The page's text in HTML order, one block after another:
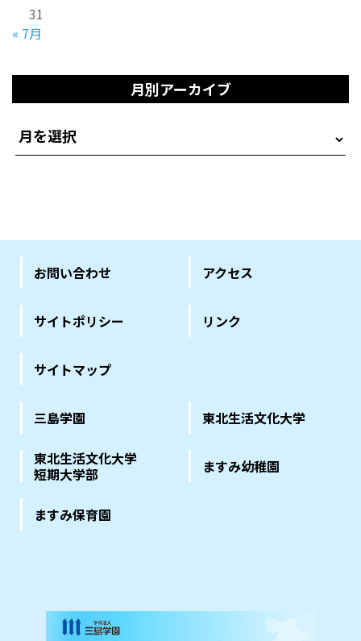
« 7月
31
月別アーカイブ
お問い合わせ アクセス
サイトポリシー リンク
サイトマップ
三島学園 東北生活文化大学
東北生活文化大学
短期大学部
ますみ幼稚園
ますみ保育園